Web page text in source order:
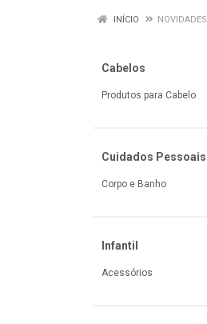
INÍCIO NOVIDADES
Cabelos
Produtos para Cabelo
Cuidados Pessoais
Corpo e Banho
Infantil
Acessórios